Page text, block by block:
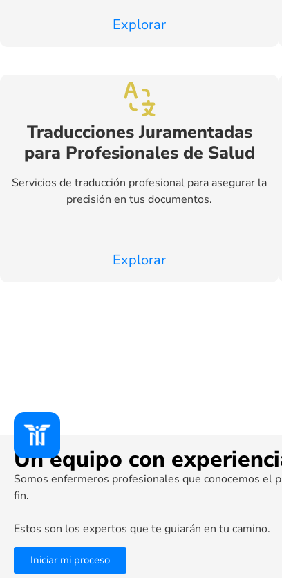
Explorar
Traducciones Juramentadas
para Profesionales de Salud
Servicios de traducción profesional para asegurar la
precisión en tus documentos.
Explorar
Un equipo con
Somos enfermeros profesionales que conocemos el
fin.
Estos son los expertos que te guiarán en tu camino.
Iniciar mi proceso